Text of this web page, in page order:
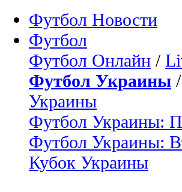
Футбол Новости
Футбол
Футбол Онлайн /
Футбол Украины /
Украины
Футбол Украины:
Футбол Украины:
Кубок Украины